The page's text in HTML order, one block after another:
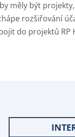
měly být
rozšiřování
do projektů RP